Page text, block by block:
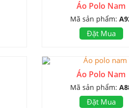
Áo Polo Nam
Mã sản phẩm:
Đặt Mua
Áo Polo Nam
Mã sản phẩm:
Đặt Mua